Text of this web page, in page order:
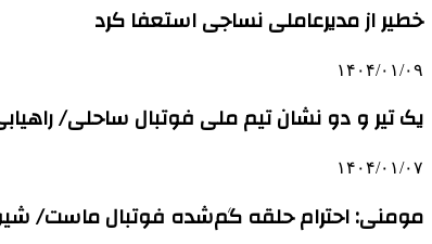
خطیر از مدیرعاملی نساجی استعفا کرد
۱۴۰۴/۰۱/۰۹
یک تیر و دو نشان تیم ملی فوتبال ساحلی/
۱۴۰۴/۰۱/۰۷
مومنی: احترام حلقه گم‌شده فوتبال ماست/